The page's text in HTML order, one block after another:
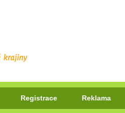
Registrace Reklama